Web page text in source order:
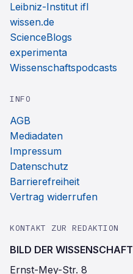
Leibniz-Institut ifl
wissen.de
ScienceBlogs
experimenta
Wissenschaftspodcasts
INFO
AGB
Mediadaten
Impressum
Datenschutz
Barrierefreiheit
Vertrag widerrufen
KONTAKT ZUR REDAKTION
BILD DER WISSENSCHAFT
Ernst-Mey-Str. 8